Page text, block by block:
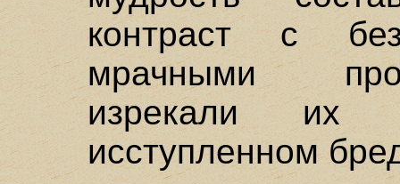
контраст с
мрачными
изрекали их
исступленном